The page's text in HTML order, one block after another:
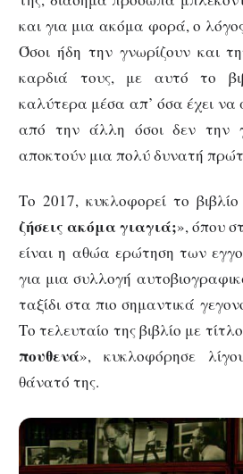
και για μια ακόμα φορά, ο
Όσοι ήδη την γνωρίζουν και
καρδιά τους, με αυτό το
καλύτερα μέσα απ’ όσα έχει να
από την άλλη όσοι δεν την
αποκτούν μια πολύ δυνατή
Το 2017, κυκλοφορεί το
ζήσεις ακόμα γιαγιά;», όπου
είναι η αθώα ερώτηση των
για μια συλλογή
ταξίδι στα πιο σημαντικά
Το τελευταίο της βιβλίο με
πουθενά», κυκλοφόρησε
θάνατό της.